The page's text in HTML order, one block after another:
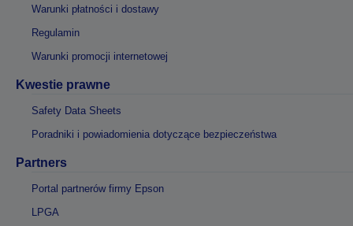
Warunki płatności i dostawy
Regulamin
Warunki promocji internetowej
Kwestie prawne
Safety Data Sheets
Poradniki i powiadomienia dotyczące bezpieczeństwa
Partners
Portal partnerów firmy Epson
LPGA